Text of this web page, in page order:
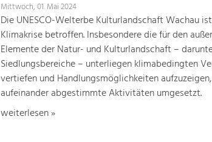
Mittwoch, 01. Mai 2024
Die UNESCO-Welterbe Kulturlandschaft Wachau
Klimakrise betroffen. Insbesondere die für den
Elemente der Natur- und Kulturlandschaft –
Siedlungsbereiche – unterliegen klimabedingten
vertiefen und Handlungsmöglichkeiten
aufeinander abgestimmte Aktivitäten umgesetzt.
weiterlesen »